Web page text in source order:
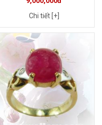
Chi tiết [+]